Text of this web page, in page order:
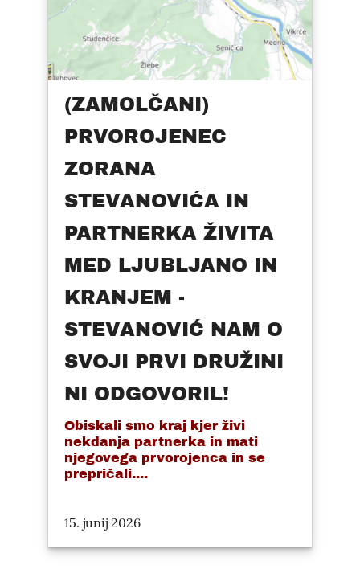
(ZAMOLČANI)
PRVOROJENEC
ZORANA
STEVANOVIĆA IN
PARTNERKA ŽIVITA
MED LJUBLJANO IN
KRANJEM -
STEVANOVIĆ NAM O
SVOJI PRVI DRUŽINI
NI ODGOVORIL!
Obiskali smo kraj kjer živi
nekdanja partnerka in mati
njegovega prvorojenca in se
prepričali....
15. junij 2026